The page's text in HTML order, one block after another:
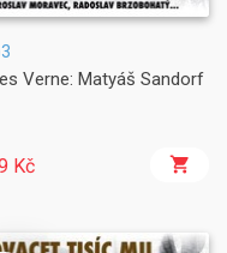
Verne: Matyáš Sandorf
Kč